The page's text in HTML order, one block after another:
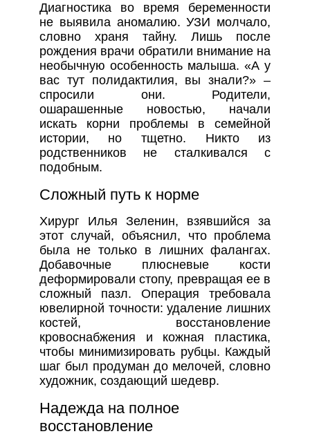
Диагностика во время беременности
не выявила аномалию. УЗИ молчало,
словно храня тайну. Лишь после
рождения врачи обратили внимание на
необычную особенность малыша. «А у
вас тут полидактилия, вы знали?» –
спросили они. Родители,
ошарашенные новостью, начали
искать корни проблемы в семейной
истории, но тщетно. Никто из
родственников не сталкивался с
подобным.
Сложный путь к норме
Хирург Илья Зеленин, взявшийся за
этот случай, объяснил, что проблема
была не только в лишних фалангах.
Добавочные плюсневые кости
деформировали стопу, превращая ее в
сложный пазл. Операция требовала
ювелирной точности: удаление лишних
костей, восстановление
кровоснабжения и кожная пластика,
чтобы минимизировать рубцы. Каждый
шаг был продуман до мелочей, словно
художник, создающий шедевр.
Надежда на полное
восстановление